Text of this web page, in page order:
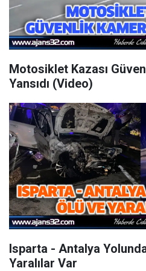
Motosiklet Kazası
Yansıdı (Video)
Isparta - Antalya
Yaralılar Var